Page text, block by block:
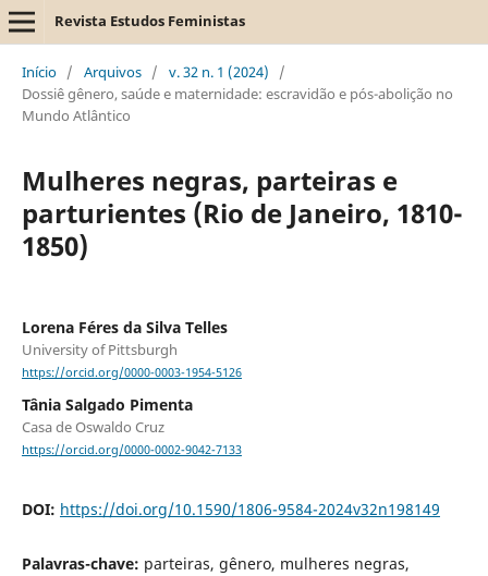
Revista Estudos Feministas
Início / Arquivos / v. 32 n. 1 (2024)
/
Dossiê gênero, saúde e maternidade: escravidão e pós-abolição no
Mundo Atlântico
Mulheres negras, parteiras e
parturientes (Rio de Janeiro, 1810-
1850)
Lorena Féres da Silva Telles
University of Pittsburgh
https://orcid.org/0000-0003-1954-5126
Tânia Salgado Pimenta
Casa de Oswaldo Cruz
https://orcid.org/0000-0002-9042-7133
DOI: https://doi.org/10.1590/1806-9584-2024v32n198149
Palavras-chave: parteiras, gênero, mulheres negras,